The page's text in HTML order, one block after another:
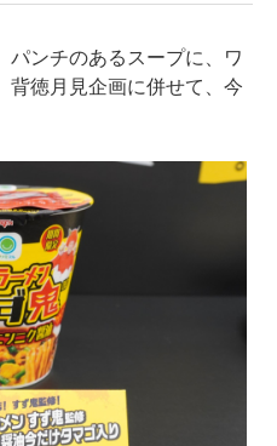
ンチのあるスープに、ワ
背徳月見企画に併せて、今